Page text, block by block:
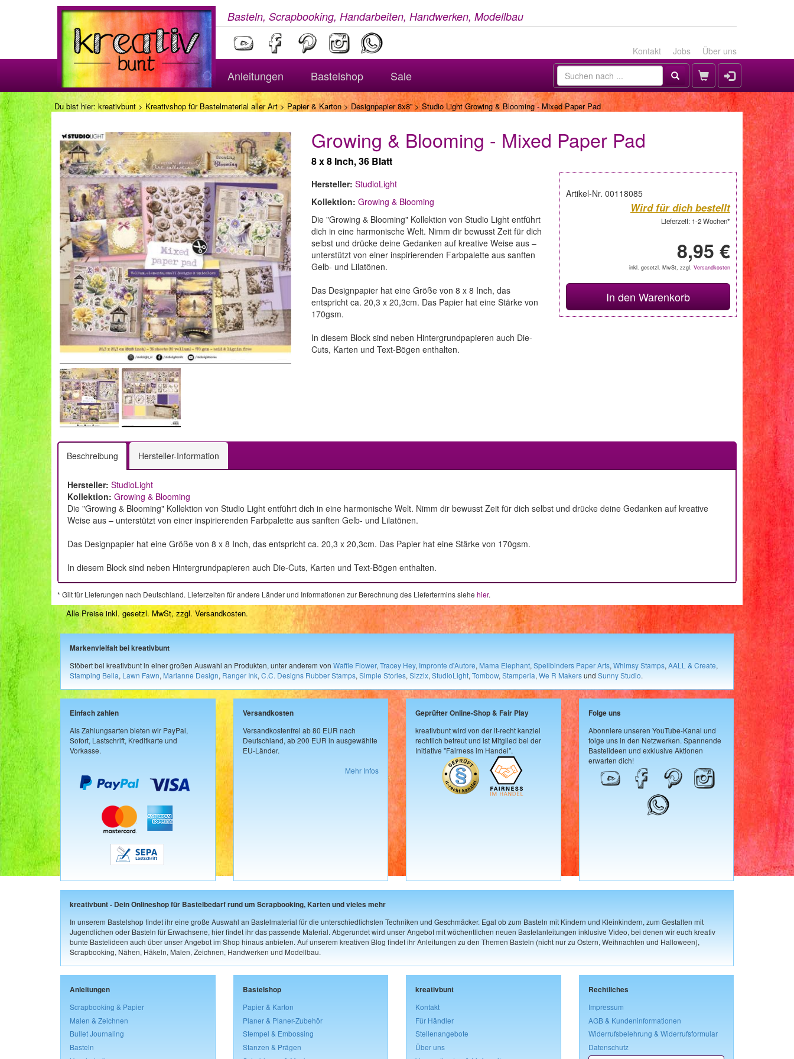
Basteln, Scrapbooking, Handarbeiten, Handwerken, Modellbau
Kontakt Jobs Über uns
Anleitungen Bastelshop Sale
Du bist hier: kreativbunt > Kreativshop für Bastelmaterial aller Art> Papier & Karton> Designpapier 8x8'' > Studio Light Growing & Blooming - Mixed Paper Pad
Growing & Blooming - Mixed Paper Pad
8 x 8 Inch, 36 Blatt
Artikel-Nr. 00118085
Wird für dich bestellt
Lieferzeit: 1-2 Wochen*
8,95 €
inkl. gesetzl. MwSt, zzgl. Versandkosten
In den Warenkorb
Hersteller: StudioLight
Kollektion: Growing & Blooming
Die "Growing & Blooming" Kollektion von Studio Light entführt
dich in eine harmonische Welt. Nimm dir bewusst Zeit für dich
selbst und drücke deine Gedanken auf kreative Weise aus –
unterstützt von einer inspirierenden Farbpalette aus sanften
Gelb- und Lilatönen.
Das Designpapier hat eine Größe von 8 x 8 Inch, das
entspricht ca. 20,3 x 20,3cm. Das Papier hat eine Stärke von
170gsm.
In diesem Block sind neben Hintergrundpapieren auch Die-
Cuts, Karten und Text-Bögen enthalten.
Beschreibung Hersteller-Information
Hersteller: StudioLight
Kollektion: Growing & Blooming
Die "Growing & Blooming" Kollektion von Studio Light entführt dich in eine harmonische Welt. Nimm dir bewusst Zeit für dich selbst und drücke deine Gedanken auf kreative
Weise aus – unterstützt von einer inspirierenden Farbpalette aus sanften Gelb- und Lilatönen.
Das Designpapier hat eine Größe von 8 x 8 Inch, das entspricht ca. 20,3 x 20,3cm. Das Papier hat eine Stärke von 170gsm.
In diesem Block sind neben Hintergrundpapieren auch Die-Cuts, Karten und Text-Bögen enthalten.
* Gilt für Lieferungen nach Deutschland. Lieferzeiten für andere Länder und Informationen zur Berechnung des Liefertermins siehe hier.
Alle Preise inkl. gesetzl. MwSt, zzgl. Versandkosten.
Markenvielfalt bei kreativbunt
Stöbert bei kreativbunt in einer großen Auswahl an Produkten, unter anderem von Waffle Flower, Tracey Hey, Impronte d'Autore, Mama Elephant, Spellbinders Paper Arts, Whimsy Stamps, AALL & Create,
Stamping Bella, Lawn Fawn, Marianne Design, Ranger Ink, C.C. Designs Rubber Stamps, Simple Stories, Sizzix, StudioLight, Tombow, Stamperia, We R Makersund Sunny Studio.
Einfach zahlen
Als Zahlungsarten bieten wir PayPal,
Sofort, Lastschrift, Kreditkarte und
Vorkasse.
Versandkosten
Versandkostenfrei ab 80 EUR nach
Deutschland, ab 200 EUR in ausgewählte
EU-Länder.
Mehr Infos
Geprüfter Online-Shop & Fair Play
kreativbunt wird von der it-recht kanzlei
rechtlich betreut und ist Mitglied bei der
Initiative "Fairness im Handel".
Folge uns
Abonniere unseren YouTube-Kanal und
folge uns in den Netzwerken. Spannende
Bastelideen und exklusive Aktionen
erwarten dich!
kreativbunt - Dein Onlineshop für Bastelbedarf rund um Scrapbooking, Karten und vieles mehr
In unserem Bastelshop findet ihr eine große Auswahl an Bastelmaterial für die unterschiedlichsten Techniken und Geschmäcker. Egal ob zum Basteln mit Kindern und Kleinkindern, zum Gestalten mit
Jugendlichen oder Basteln für Erwachsene, hier findet ihr das passende Material. Abgerundet wird unser Angebot mit wöchentlichen neuen Bastelanleitungen inklusive Video, bei denen wir euch kreativ
bunte Bastelideen auch über unser Angebot im Shop hinaus anbieten. Auf unserem kreativen Blog findet ihr Anleitungen zu den Themen Basteln (nicht nur zu Ostern, Weihnachten und Halloween),
Scrapbooking, Nähen, Häkeln, Malen, Zeichnen, Handwerken und Modellbau.
Anleitungen
Scrapbooking & Papier
Malen & Zeichnen
Bullet Journaling
Basteln
Bastelshop
Papier & Karton
Planer & Planer-Zubehör
Stempel & Embossing
Stanzen & Prägen
kreativbunt
Kontakt
Für Händler
Stellenangebote
Über uns
Rechtliches
Impressum
AGB & Kundeninformationen
Widerrufsbelehrung & Widerrufsformular
Datenschutz